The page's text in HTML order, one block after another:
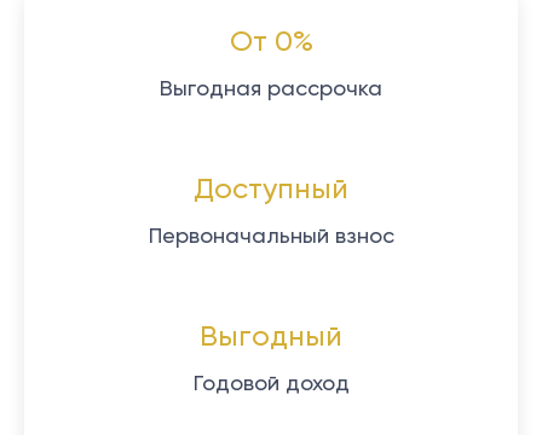
От 0%
Выгодная рассрочка
Доступный
Первоначальный взнос
Выгодный
Годовой доход